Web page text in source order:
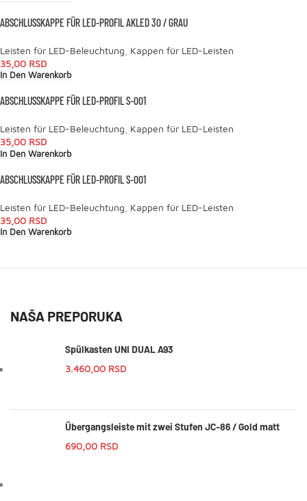
ABSCHLUSSKAPPE FÜR LED-PROFIL AKLED 30 / GRAU
Leisten für LED-Beleuchtung Kappen für LED-Leisten
35,00 RSD
In Den Warenkorb
ABSCHLUSSKAPPE FÜR LED-PROFIL S-001
Leisten für LED-Beleuchtung Kappen für LED-Leisten
35,00 RSD
In Den Warenkorb
ABSCHLUSSKAPPE FÜR LED-PROFIL S-001
Leisten für LED-Beleuchtung Kappen für LED-Leisten
35,00 RSD
In Den Warenkorb
NAŠA PREPORUKA
Spülkasten UNI DUAL A93
3.460,00 RSD
Übergangsleiste mit zwei Stufen JC-86 / Gold matt
690,00 RSD